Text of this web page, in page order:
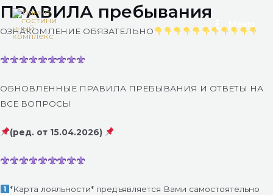
Перейти
содержимому
Main
Menu
ПРАВИЛА пребывания
ОЗНАКОМЛЕНИЕ ОБЯЗАТЕЛЬНО
ОБНОВЛЕННЫЕ ПРАВИЛА ПРЕБЫВАНИЯ И ОТВЕТЫ НА
ВСЕ ВОПРОСЫ
(ред. от 15.04.2026)
*Карта лояльности* предъявляется Вами самостоятельно